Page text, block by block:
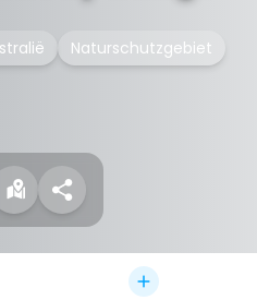
Naturschutzgebiet